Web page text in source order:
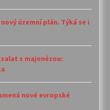
územní plán. Týká se i
s majonézou:
nové evropské